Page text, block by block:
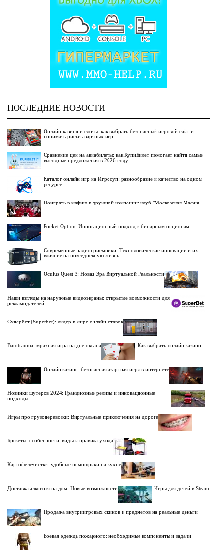
ПОСЛЕДНИЕ НОВОСТИ
Онлайн-казино и слоты: как выбрать безопасный игровой сайт и
понимать риски азартных игр
Сравнение цен на авиабилеты: как КупиБилет помогает найти самые
выгодные предложения в 2026 году
Каталог онлайн игр на Игросуп: разнообразие и качество на одном
ресурсе
Поиграть в мафию в дружной компании: клуб "Московская Мафия
Pocket Option: Инновационный подход к бинарным опционам
Современные радиоприемники: Технологические инновации и их
влияние на повседневную жизнь
Oculus Quest 3: Новая Эра Виртуальной Реальности
Наши взгляды на наружные видеоэкраны: открытые возможности для
рекламодателей
Супербет (Superbet): лидер в мире онлайн-ставок
Barotrauma: мрачная игра на дне океана Как выбрать онлайн казино
Онлайн казино: безопасная азартная игра в интернете
Новинки шутеров 2024: Грандиозные релизы и инновационные
подходы
Игры про грузоперевозки: Виртуальные приключения на дороге
Брекеты: особенности, виды и правила ухода
Картофелечистки: удобные помощники на кухне
Доставка алкоголя на дом. Новые возможности Игры для детей в Steam
Продажа внутриигровых скинов и предметов на реальные деньги
Боевая одежда пожарного: необходимые компоненты и задачи